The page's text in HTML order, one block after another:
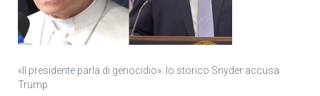
«Il presidente parla di genocidio»: lo storico Snyder accusa
Trump